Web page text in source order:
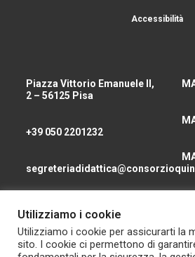
Accessibilità
Piazza Vittorio Emanuele II,
2 – 56125 Pisa
+39 050 2201232
Utilizziamo i cookie
Utilizziamo i cookie per assicurarti la
sito. I cookie ci permettono di